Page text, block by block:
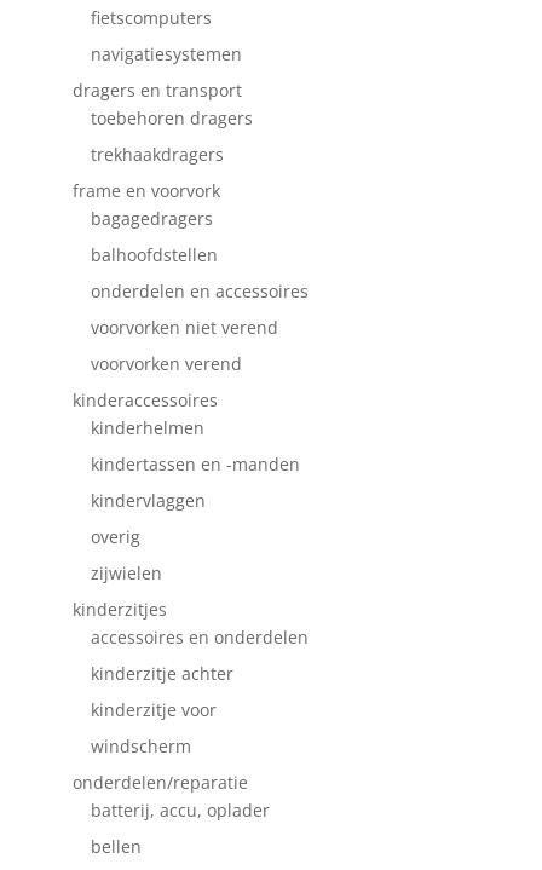
fietscomputers
navigatiesystemen
dragers en transport
toebehoren dragers
trekhaakdragers
frame en voorvork
bagagedragers
balhoofdstellen
onderdelen en accessoires
voorvorken niet verend
voorvorken verend
kinderaccessoires
kinderhelmen
kindertassen en -manden
kindervlaggen
overig
zijwielen
kinderzitjes
accessoires en onderdelen
kinderzitje achter
kinderzitje voor
windscherm
onderdelen/reparatie
batterij, accu, oplader
bellen